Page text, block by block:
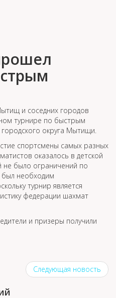
и соседних городов
турнире по быстрым
округа Мытищи.
спортсмены самых разных
оказалось в детской
не было ограничений по
был необходим
турнир является
федерации шахмат
и призеры получили
Следующая новость